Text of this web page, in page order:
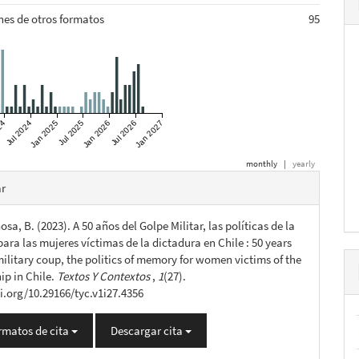
de otros formatos 95
Jul 2024Jan 2025Jul 2025Jan 2026Jul 2026Jan 2027
monthly | yearly
B. (2023). A 50 años del Golpe Militar, las políticas de la
las mujeres víctimas de la dictadura en Chile : 50 years
coup, the politics of memory for women victims of the
in Chile. Textos Y Contextos, 1(27).
10.29166/tyc.v1i27.4356
de cita Descargar cita